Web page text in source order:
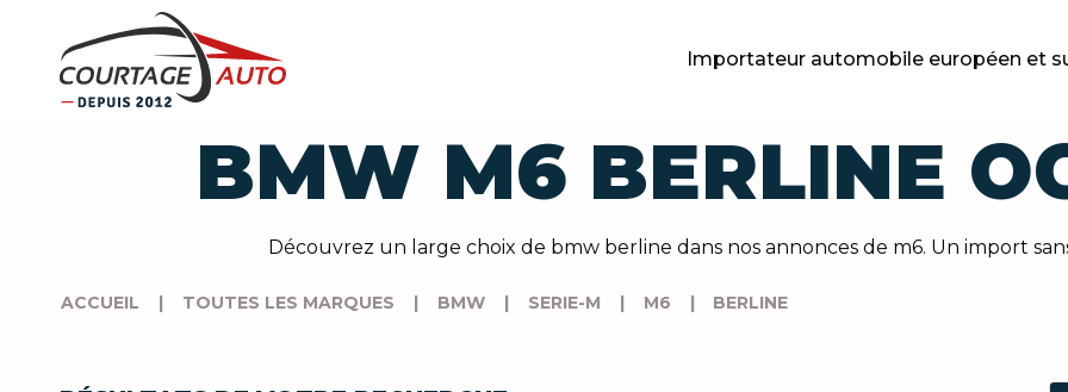
Importateur automobile européen et
BMW M6 BERLINE
Découvrez un large choix de bmw berline dans nos annonces de m6. Un import
ACCUEIL | TOUTES LES MARQUES | BMW | SERIE-M | M6 | BERLINE